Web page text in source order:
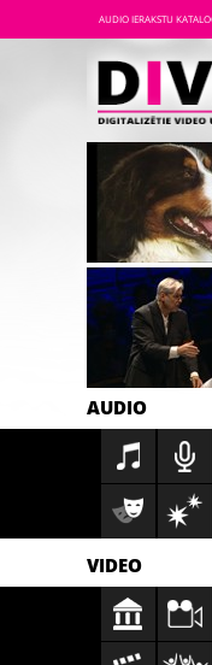
AUDIO IERAKSTU
AUDIO
VIDEO